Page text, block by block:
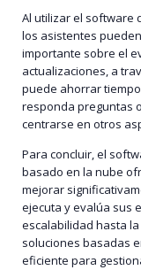
Al utilizar el software
los asistentes
importante sobre el
actualizaciones, a
puede ahorrar
responda preguntas
centrarse en otros
Para concluir, el
basado en la nube
mejorar
ejecuta y evalúa sus
escalabilidad hasta
soluciones basadas
eficiente para